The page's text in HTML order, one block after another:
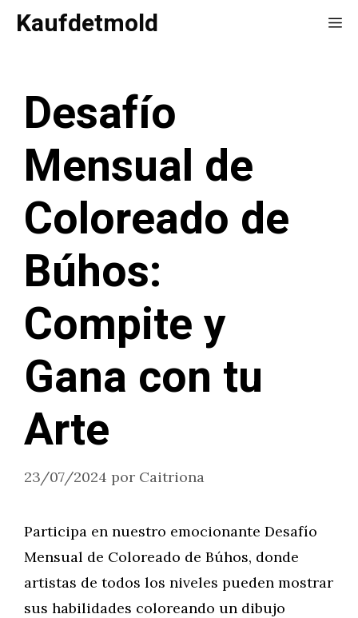
SaltarKaufdetmold
Desafío
Mensual de
Coloreado de
Búhos:
Compite y
Gana con tu
Arte
23/07/2024 por Caitriona
Participa en nuestro emocionante Desafío
Mensual de Coloreado de Búhos, donde
artistas de todos los niveles pueden mostrar
sus habilidades coloreando un dibujo